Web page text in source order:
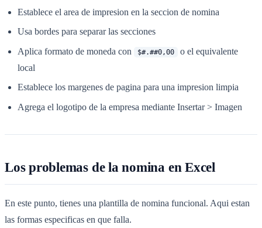
Establece el area de impresion en la seccion de nomina
Usa bordes para separar las secciones
Aplica formato de moneda con
$#.##0,00
o el equivalente
local
Establece los margenes de pagina para una impresion limpia
Agrega el logotipo de la empresa mediante Insertar > Imagen
Los problemas de la nomina en Excel
En este punto, tienes una plantilla de nomina funcional. Aqui estan
las formas especificas en que falla.